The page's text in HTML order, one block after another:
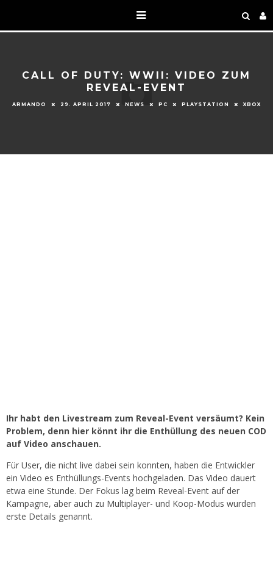
CALL OF DUTY: WWII: VIDEO ZUM
REVEAL-EVENT
ARMANDO 29. APRIL 2017 NEWS PC PLAYSTATION XBOX
Ihr habt den Livestream zum Reveal-Event versäumt? Kein
Problem, denn hier könnt ihr die Enthüllung des neuen COD
auf Video anschauen.
Für User, die nicht live dabei sein konnten, haben die Entwickler
ein Video es Enthüllungs-Events hochgeladen. Das Video dauert
etwa eine Stunde. Der Fokus lag beim Reveal-Event auf der
Kampagne, aber auch zu Multiplayer- und Koop-Modus wurden
erste Details genannt.